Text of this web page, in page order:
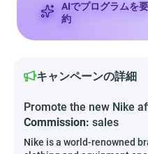
AIでプログラムを要
約
キャンペーンの詳細
Promote the new Nike
Commission: sales
Nike is a world-renowned